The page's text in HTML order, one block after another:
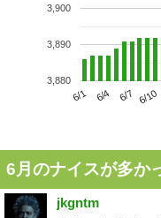
6/1 6/4 6/7 6/10
3,880
3,890
3,900
6月のナイスが多か
jkgntm